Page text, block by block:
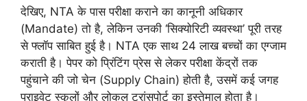
देखिए, NTA के पास परीक्षा कराने का कानूनी अधिकार
(Mandate) तो है, लेकिन उनकी ‘सिक्योरिटी व्यवस्था’ पूरी तरह
से फ्लॉप साबित हुई है। NTA एक साथ 24 लाख बच्चों का एग्जाम
कराती है। पेपर को प्रिंटिंग प्रेस से लेकर परीक्षा केंद्रों तक
पहुंचाने की जो चेन (Supply Chain) होती है, उसमें कई जगह
प्राइवेट स्कूलों और लोकल ट्रांसपोर्ट का इस्तेमाल होता है।